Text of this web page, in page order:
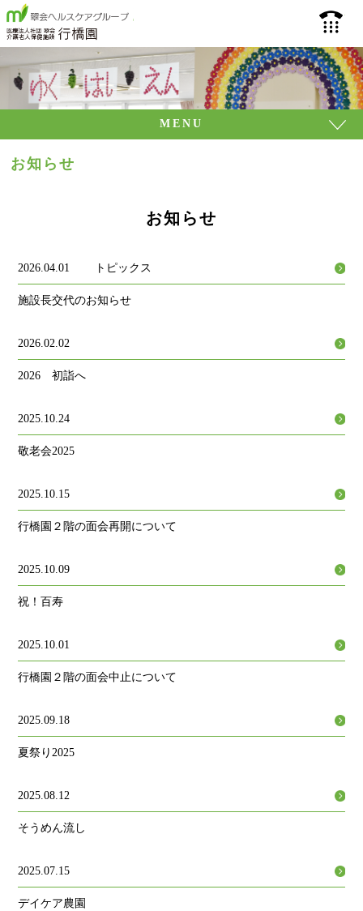
介護老人保健施設 行
MENU
お知らせ
お知らせ
2026.04.01 トピックス
施設長交代のお知らせ
2026.02.02
2026 初詣へ
2025.10.24
敬老会2025
2025.10.15
行橋園２階の面会再開について
2025.10.09
祝！百寿
2025.10.01
行橋園２階の面会中止について
2025.09.18
夏祭り2025
2025.08.12
そうめん流し
2025.07.15
デイケア農園